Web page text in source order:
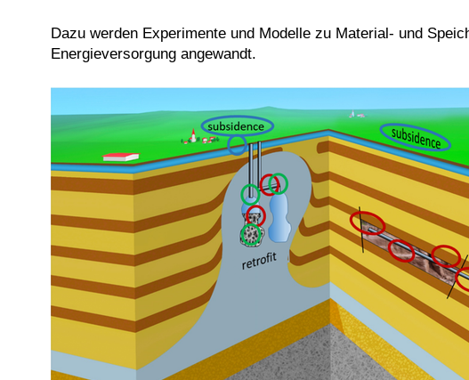
Dazu werden Experimente und Modelle zu Material- und
Energieversorgung angewandt.